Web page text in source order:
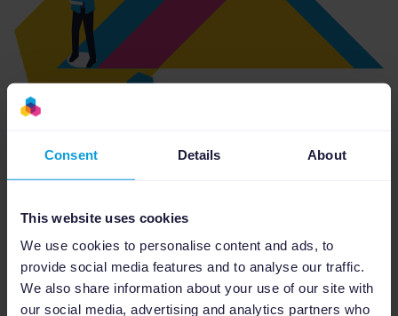
Consent Details About
This website uses cookies
We use cookies to personalise content and ads, to
provide social media features and to analyse our traffic.
We also share information about your use of our site with
our social media, advertising and analytics partners who
escoger un objetivo de campaña.
Puedes escoger entre las siguientes opciones